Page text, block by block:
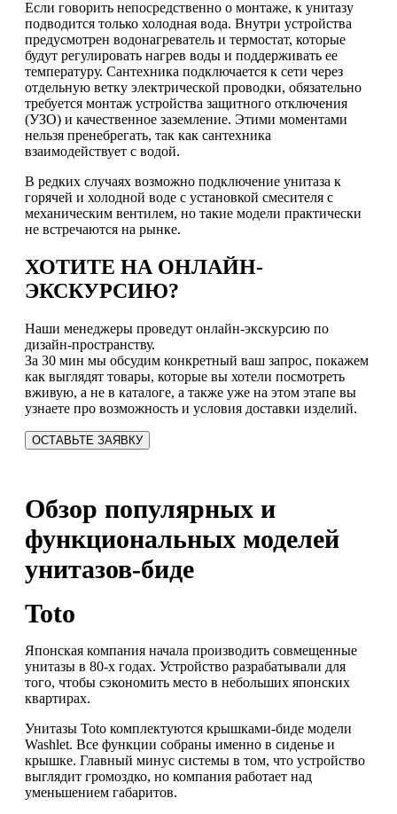
Если говорить непосредственно о монтаже, к унитазу
подводится только холодная вода. Внутри устройства
предусмотрен водонагреватель и термостат, которые
будут регулировать нагрев воды и поддерживать ее
температуру. Сантехника подключается к сети через
отдельную ветку электрической проводки, обязательно
требуется монтаж устройства защитного отключения
(УЗО) и качественное заземление. Этими моментами
нельзя пренебрегать, так как сантехника
взаимодействует с водой.
В редких случаях возможно подключение унитаза к
горячей и холодной воде с установкой смесителя с
механическим вентилем, но такие модели практически
не встречаются на рынке.
ХОТИТЕ НА ОНЛАЙН-
ЭКСКУРСИЮ?
Наши менеджеры проведут онлайн-экскурсию по
дизайн-пространству.
За 30 мин мы обсудим конкретный ваш запрос, покажем
как выглядят товары, которые вы хотели посмотреть
вживую, а не в каталоге, а также уже на этом этапе вы
узнаете про возможность и условия доставки изделий.
ОСТАВЬТЕ ЗАЯВКУ
Обзор популярных и
функциональных моделей
унитазов-биде
Toto
Японская компания начала производить совмещенные
унитазы в 80-х годах. Устройство разрабатывали для
того, чтобы сэкономить место в небольших японских
квартирах.
Унитазы Toto комплектуются крышками-биде модели
Washlet. Все функции собраны именно в сиденье и
крышке. Главный минус системы в том, что устройство
выглядит громоздко, но компания работает над
уменьшением габаритов.